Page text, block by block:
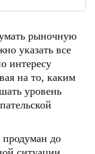
рыночную
указать все
интересу
на то, каким
уровень
до